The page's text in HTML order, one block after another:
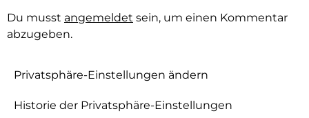
Du musst angemeldet sein, um einen Kommentar
abzugeben.
Privatsphäre-Einstellungen ändern
Historie der Privatsphäre-Einstellungen